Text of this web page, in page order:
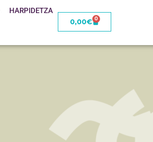
HARPIDETZA
0,00€ 0